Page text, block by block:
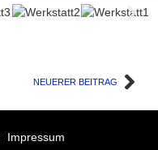
NEUERER BEITRAG
Impressum